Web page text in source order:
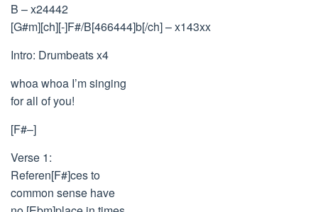
B – x24442
[G#m][ch][-]F#/B[466444]b[/ch] – x143xx
Intro: Drumbeats x4
whoa whoa I’m singing
for all of you!
[F#–]
Verse 1:
Referen[F#]ces to
common sense have